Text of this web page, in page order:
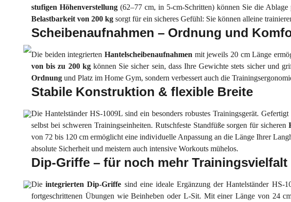
stufigen Höhenverstellung (62–77 cm, in 5-cm-Schritten) können Sie die
Belastbarkeit von 200 kg sorgt für ein sicheres Gefühl: Sie können alleine
Scheibenaufnahmen – Ordnung und
Die beiden integrierten Hantelscheibenaufnahmen mit jeweils 20 cm Länge
von bis zu 200 kgkönnen Sie sicher sein, dass Ihre Gewichte stets sicher und
Ordnung und Platz im Home Gym, sondern verbessert auch die
Stabile Konstruktion & flexible Breite
Die Hantelständer HS-1009L sind ein besonders robustes Trainingsgerät.
selbst bei schweren Trainingseinheiten. Rutschfeste Standfüße sorgen für sicheren
von 72 bis 120 cm ermöglicht eine individuelle Anpassung an die Länge Ihrer
absolute Sicherheit und meistern auch intensive Workouts mühelos.
Dip-Griffe – für noch mehr Trainingsvielfalt
Dieintegrierten Dip-Griffe sind eine ideale Ergänzung der Hantelständer
fortgeschrittenen Übungen wie Beinheben oder L-Sit. Mit einer Länge von 24